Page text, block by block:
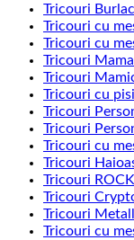
Tricouri
Tricouri cu
Tricouri cu
Tricouri
Tricouri
Tricouri cu
Tricouri
Tricouri
Tricouri cu
Tricouri
Tricouri ROCK
Tricouri
Tricouri
Tricouri cu